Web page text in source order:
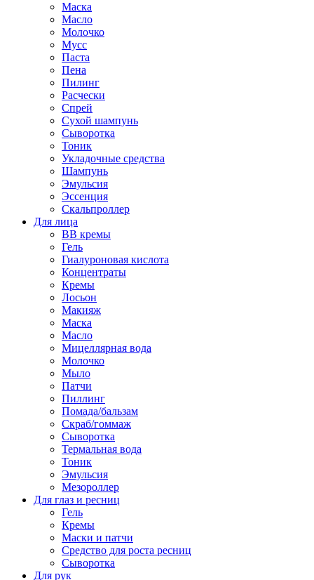
Маска
Масло
Молочко
Мусс
Паста
Пена
Пилинг
Расчески
Спрей
Сухой шампунь
Сыворотка
Тоник
Укладочные средства
Шампунь
Эмульсия
Эссенция
Скальпроллер
Для лица
BB кремы
Гель
Гиалуроновая кислота
Концентраты
Кремы
Лосьон
Макияж
Маска
Масло
Мицеллярная вода
Молочко
Мыло
Патчи
Пиллинг
Помада/бальзам
Скраб/гоммаж
Сыворотка
Термальная вода
Тоник
Эмульсия
Мезороллер
Для глаз и ресниц
Гель
Кремы
Маски и патчи
Средство для роста ресниц
Сыворотка
Для рук